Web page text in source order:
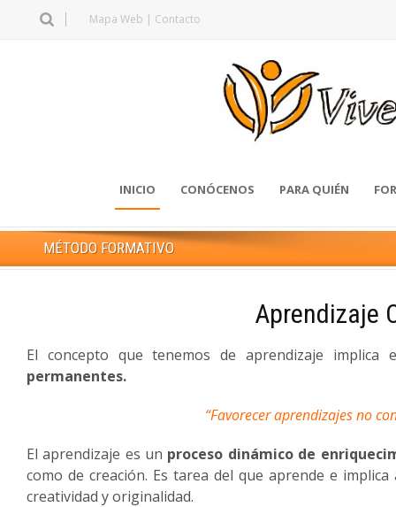
Mapa Web | Contacto
INICIO CONÓCENOS PARA QUIÉN
MÉTODO FORMATIVO
Aprendizaje
El concepto que tenemos de aprendizaje
permanentes.
“Favorecer aprendizajes no
El aprendizaje es un proceso dinámico de
como de creación. Es tarea del que aprende e
creatividad y originalidad.